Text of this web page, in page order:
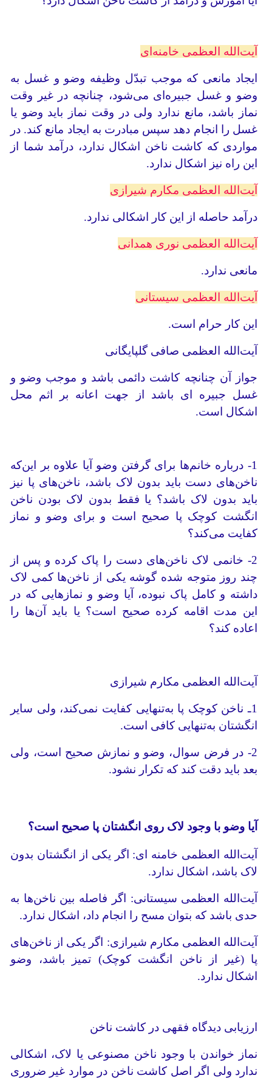
آیت‌الله العظمی خامنه‌ای
ایجاد مانعى که موجب تبدّل وظیفه وضو و غسل به
وضو و غسل جبیره‌اى مى‌شود، چنانچه در غیر وقت
نماز باشد، مانع ندارد ولى در وقت نماز باید وضو یا
غسل را انجام دهد سپس مبادرت به ایجاد مانع کند. در
مواردی که کاشت ناخن اشکال ندارد، درآمد شما از
این راه نیز اشکال ندارد.
آیت‌الله العظمی مکارم شیرازی
درآمد حاصله از این کار اشکالی ندارد.
آیت‌الله العظمی نوری همدانی
مانعی ندارد.
آیت‌الله العظمی سیستانی
این کار حرام است.
آیت‌الله العظمی صافی گلپایگانی
جواز آن چنانچه کاشت دائمی باشد و موجب وضو و
غسل جبیره ای باشد از جهت اعانه بر اثم محل
اشکال است.
1- درباره خانم‌ها برای گرفتن وضو آیا علاوه بر این‌که
ناخن‌های دست باید بدون لاک باشد، ناخن‌های پا نیز
باید بدون لاک باشد؟ یا فقط بدون لاک بودن ناخن
انگشت کوچک پا صحیح است و برای وضو و نماز
کفایت می‌کند؟
2- خانمی لاک ناخن‌های دست را پاک کرده و پس از
چند روز متوجه شده گوشه‌ یکی از ناخن‌ها کمی لاک
داشته و کامل پاک نبوده، آیا وضو و نمازهایی که در
این مدت اقامه کرده صحیح است؟ یا باید آن‌ها را
اعاده کند؟
آیت‌الله العظمی مکارم شیرازی
1ـ ناخن کوچک پا به‌تنهایی کفایت نمی‌کند، ولی سایر
انگشتان به‌تنهایی کافی است.
2- در فرض سوال، وضو و نمازش صحیح است، ولی
بعد باید دقت کند که تکرار نشود.
آیا وضو با وجود لاک روی انگشتان پا صحیح است؟
آیت‌الله العظمی خامنه ای: اگر یکی از انگشتان بدون
لاک باشد، اشکال ندارد.
آیت‌الله العظمی سیستانی: اگر فاصله بین ناخن‌ها به
حدی باشد که بتوان مسح را انجام داد، اشکال ندارد.
آیت‌الله العظمی مکارم شیرازی: اگر یکی از ناخن‌های
پا (غیر از ناخن انگشت کوچک) تمیز باشد، وضو
اشکال ندارد.
ارزیابی دیدگاه فقهی در کاشت ناخن
نماز خواندن با وجود ناخن مصنوعی یا لاک، اشکالی
ندارد ولی اگر اصل کاشت ناخن در موارد غیر ضروری